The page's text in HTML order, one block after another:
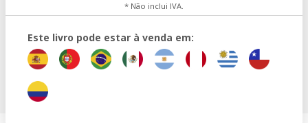
* Não inclui IVA.
Este livro pode estar à venda em: